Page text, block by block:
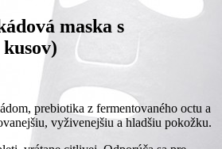
maska s
prebiotika z fermentovaného octu a
vyživenejšiu a hladšiu pokožku.